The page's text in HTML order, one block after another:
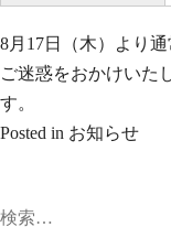
8月17日（木）より通
ご迷惑をおかけいた
す。
Posted in お知らせ
検